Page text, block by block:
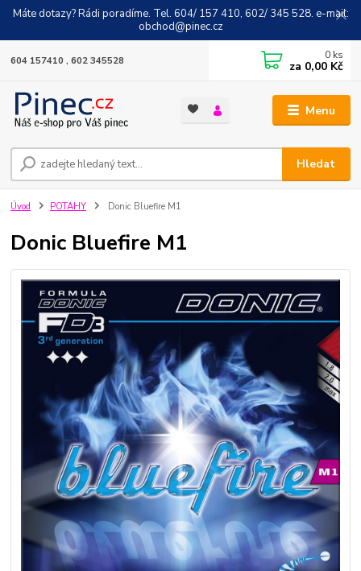
Máte dotazy? Rádi poradíme. Tel. 604/ 157 410, 602/ 345 528. e-mail:
obchod@pinec.cz
Menu
Hledat
604 157410 , 602 345528 0 ks
za 0,00 Kč
Úvod POTAHY Donic Bluefire M1
Donic Bluefire M1